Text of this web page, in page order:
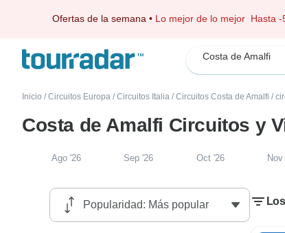
Ofertas de la semana • Lo mejor de lo mejor Hasta -
Costa de Amalfi
Inicio / Circuitos Europa / Circuitos Italia / Circuitos Costa de Amalfi /
Costa de Amalfi Circuitos y
Ago '26 Sep '26 Oct '26 Nov